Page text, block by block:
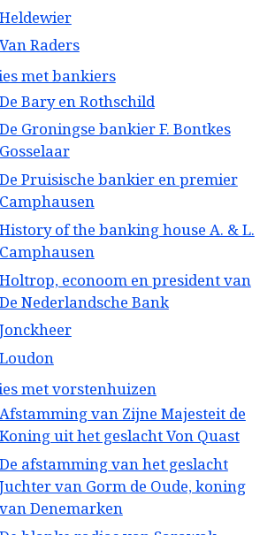
Heldewier
Van Raders
met bankiers
De Bary en Rothschild
De Groningse bankier F. Bontkes
Gosselaar
De Pruisische bankier en premier
Camphausen
History of the banking house A. & L.
Camphausen
Holtrop, econoom en president van
De Nederlandsche Bank
Jonckheer
Loudon
met vorstenhuizen
Afstamming van Zijne Majesteit de
Koning uit het geslacht Von Quast
De afstamming van het geslacht
Juchter van Gorm de Oude, koning
van Denemarken